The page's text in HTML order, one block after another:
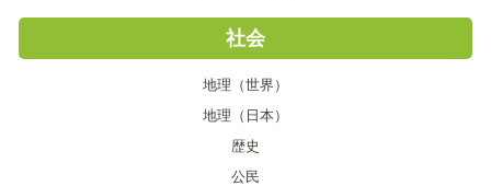
社会
地理（世界）
地理（日本）
歴史
公民